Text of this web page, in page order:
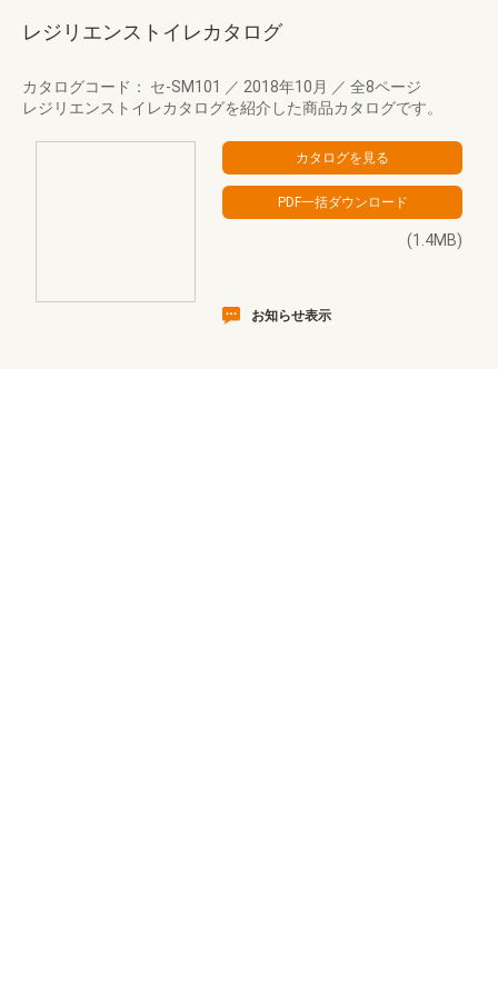
レジリエンストイレカタログ
カタログコード： セ-SM101 ／ 2018年10月 ／ 全8ページ
レジリエンストイレカタログを紹介した商品カタログです。
(1.4MB)
お知らせ表示